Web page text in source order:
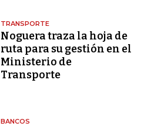
TRANSPORTE
Noguera traza la hoja de
ruta para su gestión en el
Ministerio de
Transporte
BANCOS